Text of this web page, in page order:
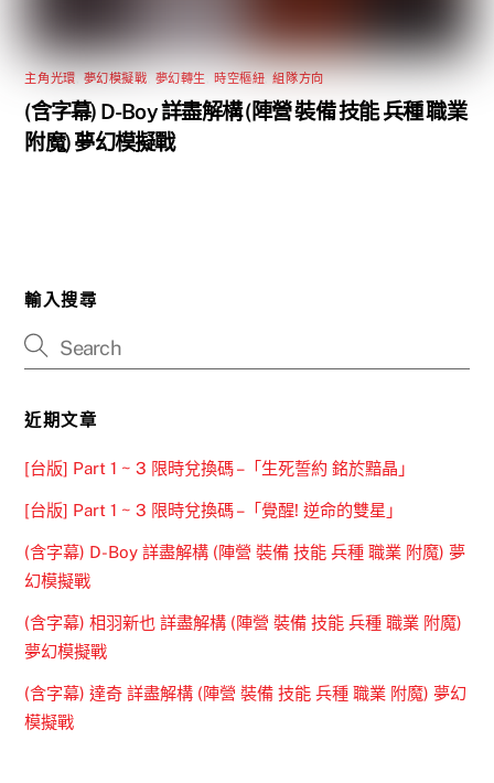
主角光環 夢幻模擬戰 夢幻轉生 時空樞紐 ,組隊方向
(含字幕) D-Boy 詳盡解構 (陣營 裝備 技能 兵種 職業
附魔) 夢幻模擬戰
輸入搜尋
近期文章
[台版] Part 1 ~ 3 限時兌換碼 –「生死誓約 銘於黯晶」
[台版] Part 1 ~ 3 限時兌換碼 –「覺醒! 逆命的雙星」
(含字幕) D-Boy 詳盡解構 (陣營 裝備 技能 兵種 職業 附魔) 夢
幻模擬戰
(含字幕) 相羽新也 詳盡解構 (陣營 裝備 技能 兵種 職業 附魔)
夢幻模擬戰
(含字幕) 達奇 詳盡解構 (陣營 裝備 技能 兵種 職業 附魔) 夢幻
模擬戰